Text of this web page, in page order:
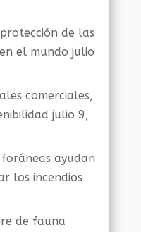
de las
el mundo julio
comerciales,
julio 9,
foráneas ayudan
los incendios
de fauna